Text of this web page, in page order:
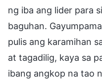
ng iba ang lider para
baguhan.
pulis ang karamihan
at tagadilig, kaya sa
ibang angkop na tao